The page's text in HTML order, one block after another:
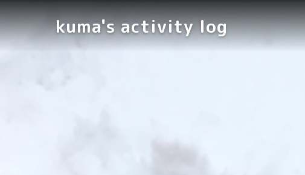
kuma's activity log